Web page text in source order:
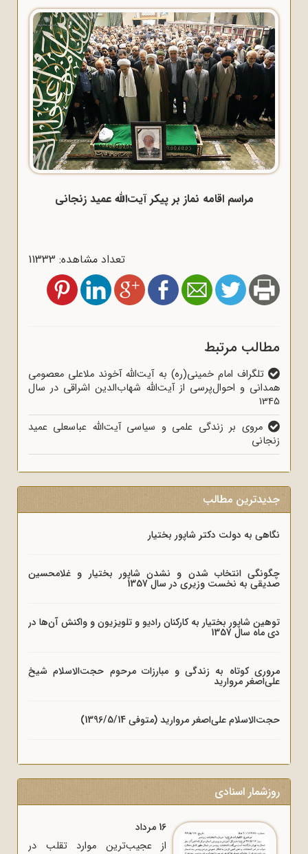
مراسم اقامه نماز بر پیکر آیت‌الله عمید زنجانی
تعداد مشاهده: 11333
مطالب مرتبط
تلگراف امام خمینی(ره) به آیت‌الله آخوند ملاعلی معصومی
همدانی و احوال‌پرسی از آیت‌الله شهاب‌الدین اشراقی در سال
1345
مروی بر زندگی علمی و سیاسی آیت‌الله عباسعلی عمید
زنجانی
جدیدترین مطالب
نگاهی به دولت دکتر شاپور بختیار
چگونگی انتخاب شدن و نشدن شاپور بختیار و غلامحسین
صدیقی به نخست وزیری در سال 1357
توهین شاپور بختیار به کارکنان رادیو و تلویزیون و واکنش آن‌ها در
دی ماه سال 1357
مروری کوتاه به زندگی و مبارزات مرحوم حجت‌الاسلام شیخ
علی‌اصغر مروارید
حجت‌الاسلام علی‌اصغر مروارید (متوفی 1396/5/14)
روزشمار اسنادی
16 مرداد
از عجیب‌ترین موارد تقلب در